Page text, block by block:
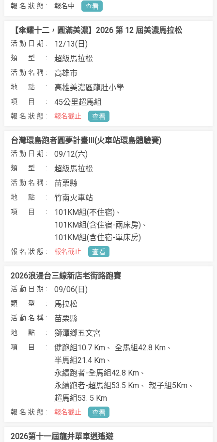
報名中 查看
12/13(日)
超級馬拉松
高雄市
【傘耀十二，圓滿美濃】2026 第 12 屆美濃馬拉松
高雄美濃區龍肚小學
45公里超馬組
報名截止 查看
09/12(六)
超級馬拉松
苗栗縣
台灣環島跑者圓夢計畫Ⅲ(火車站環島體驗賽)
竹南火車站
101KM組(不住宿)
101KM組(含住宿-兩床房)
101KM組(含住宿-單床房)
報名截止 查看
09/06(日)
馬拉松
苗栗縣
2026浪漫台三線新店老街路跑賽
獅潭鄉五文宮
健跑組10.7 Km
全馬組42.8 Km
半馬組21.4 Km
永續跑者-全馬組42.8 Km
永續跑者-超馬組53.5 Km
親子組5Km
超馬組53. 5 Km
報名截止 查看
2026第十一屆龍井單車逍遙遊